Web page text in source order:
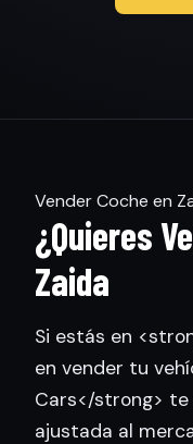
Vender Coche en
¿Quieres
Zaida
Si estás en
en vender tu
Cars</strong>
ajustada al